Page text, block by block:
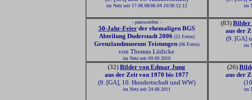
im Netz seit 17.08.08/06.04.10/30.12.12 im
- passwortfrei -
50-Jahr-Feierder ehemaligen BGS
Abteilung Duderstadt 2006 (21 Fotos)
Grenzlandmuseum Teistungen (06 Fotos)
von Thomas Lüdicke
im Netz seit 09.09.2010
(83) Bilder
aus der
(9. [GA]
im
(32) Bilder von Edmar Jung
aus der Zeit von 1970 bis 1977
(9. [GA], 10. Hundertschaft und WW)
im Netz seit 24.08.2011
(26)
aus der
im